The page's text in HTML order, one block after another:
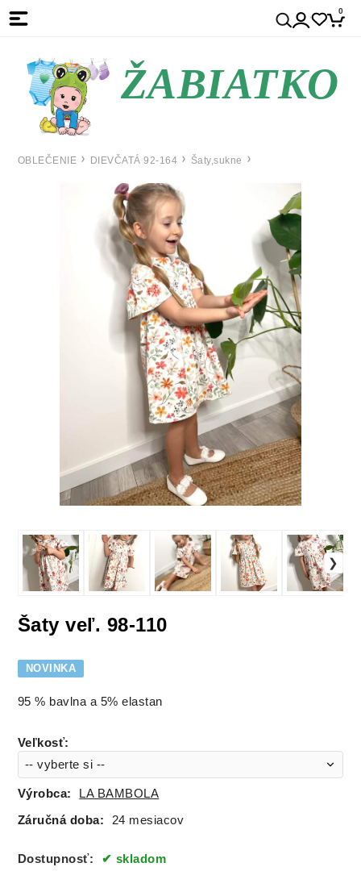
0
ŽABIATKO
OBLEČENIE DIEVČATÁ 92-164 Šaty,sukne
Šaty veľ. 98-110
NOVINKA
95 % bavlna a 5% elastan
Veľkosť:
Výrobca: LA BAMBOLA
Záručná doba: 24 mesiacov
Dostupnosť: skladom